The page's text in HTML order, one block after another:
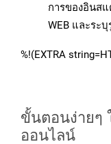
การของอินส
WEB และระ
%!(EXTRA
ขั้นตอนง่ายๆ
ออนไลน์